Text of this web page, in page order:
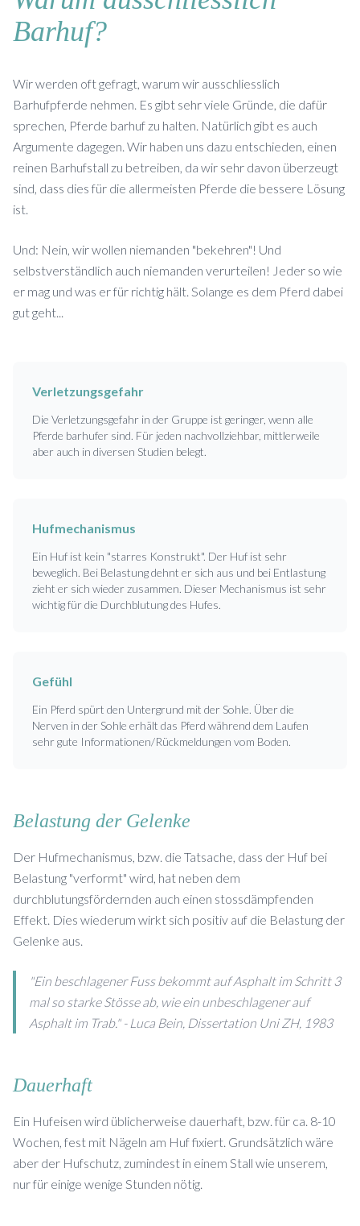
Barhuf?
Wir werden oft gefragt, warum wir ausschliesslich
Barhufpferde nehmen. Es gibt sehr viele Gründe, die dafür
sprechen, Pferde barhuf zu halten. Natürlich gibt es auch
Argumente dagegen. Wir haben uns dazu entschieden, einen
reinen Barhufstall zu betreiben, da wir sehr davon überzeugt
sind, dass dies für die allermeisten Pferde die bessere Lösung
ist.
Und: Nein, wir wollen niemanden "bekehren"! Und
selbstverständlich auch niemanden verurteilen! Jeder so wie
er mag und was er für richtig hält. Solange es dem Pferd dabei
gut geht...
Verletzungsgefahr
Die Verletzungsgefahr in der Gruppe ist geringer, wenn alle
Pferde barhufer sind. Für jeden nachvollziehbar, mittlerweile
aber auch in diversen Studien belegt.
Hufmechanismus
Ein Huf ist kein "starres Konstrukt". Der Huf ist sehr
beweglich. Bei Belastung dehnt er sich aus und bei Entlastung
zieht er sich wieder zusammen. Dieser Mechanismus ist sehr
wichtig für die Durchblutung des Hufes.
Gefühl
Ein Pferd spürt den Untergrund mit der Sohle. Über die
Nerven in der Sohle erhält das Pferd während dem Laufen
sehr gute Informationen/Rückmeldungen vom Boden.
Belastung der Gelenke
Der Hufmechanismus, bzw. die Tatsache, dass der Huf bei
Belastung "verformt" wird, hat neben dem
durchblutungsfördernden auch einen stossdämpfenden
Effekt. Dies wiederum wirkt sich positiv auf die Belastung der
Gelenke aus.
"Ein beschlagener Fuss bekommt auf Asphalt im Schritt 3
mal so starke Stösse ab, wie ein unbeschlagener auf
Asphalt im Trab." - Luca Bein, Dissertation Uni ZH, 1983
Dauerhaft
Ein Hufeisen wird üblicherweise dauerhaft, bzw. für ca. 8-10
Wochen, fest mit Nägeln am Huf fixiert. Grundsätzlich wäre
aber der Hufschutz, zumindest in einem Stall wie unserem,
nur für einige wenige Stunden nötig.